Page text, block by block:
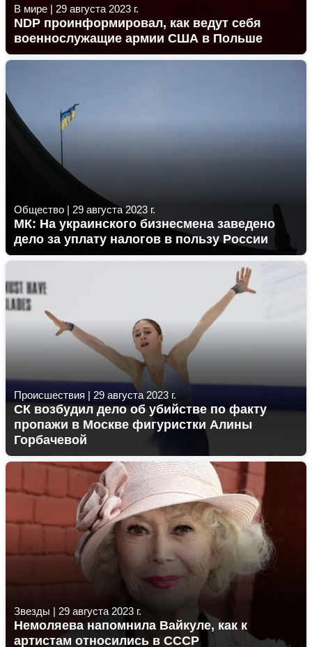
В мире | 29 августа 2023 г.
NDP проинформировал, как ведут себя
военнослужащие армии США в Польше
Общество | 29 августа 2023 г.
МК: На украинского бизнесмена заведено
дело за уплату налогов в пользу России
Происшествия | 29 августа 2023 г.
СК возбудил дело об убийстве по факту
пропажи в Москве фигуристки Алины
Горбачевой
Звезды | 29 августа 2023 г.
Немоляева напомнила Вайкуле, как к
артистам относились в СССР